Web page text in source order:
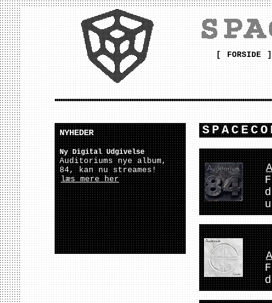
[ FORSIDE]
NYHEDER
Ny Digital Udgivelse
Auditoriums nye album,
84, kan nu streames!
læs mere her